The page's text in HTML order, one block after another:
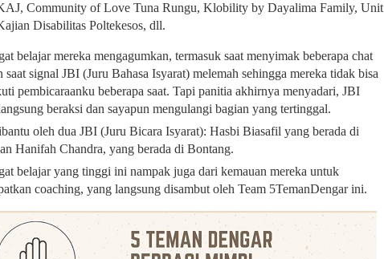
Community of Love Tuna Rungu, Klobility by Dayalima Family, Unit
Disabilitas Poltekesos, dll.
belajar mereka mengagumkan, termasuk saat menyimak beberapa chat
saat signal JBI (Juru Bahasa Isyarat) melemah sehingga mereka tidak bisa
pembicaraanku beberapa saat. Tapi panitia akhirnya menyadari, JBI
beraksi dan sayapun mengulangi bagian yang tertinggal.
oleh dua JBI (Juru Bicara Isyarat): Hasbi Biasafil yang berada di
Hanifah Chandra, yang berada di Bontang.
belajar yang tinggi ini nampak juga dari kemauan mereka untuk
coaching, yang langsung disambut oleh Team 5TemanDengar ini.